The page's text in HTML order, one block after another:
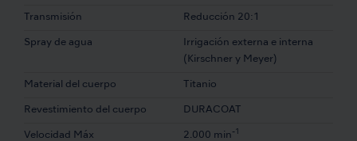
Transmisión Reducción 20:1
Spray de agua
Irrigación externa e interna
(Kirschner y Meyer)
Material del cuerpo Titanio
Revestimiento del cuerpo DURACOAT
Velocidad Máx 2.000 min -1